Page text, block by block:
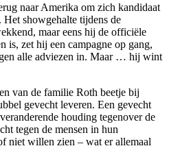
naar Amerika om zich kandidaat
showgehalte tijdens de
maar eens hij de officiële
is, zet hij een campagne op gang,
alle adviezen in. Maar … hij wint
van de familie Roth beetje bij
gevecht leveren. Een gevecht
houding tegenover de
tegen de mensen in hun
niet willen zien – wat er allemaal